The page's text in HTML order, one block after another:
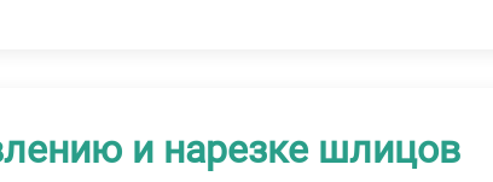
и нарезке шлицов